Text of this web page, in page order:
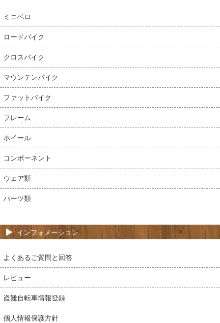
ミニベロ
ロードバイク
クロスバイク
マウンテンバイク
ファットバイク
フレーム
ホイール
コンポーネント
ウェア類
パーツ類
インフォメーション
よくあるご質問と回答
レビュー
盗難自転車情報登録
個人情報保護方針